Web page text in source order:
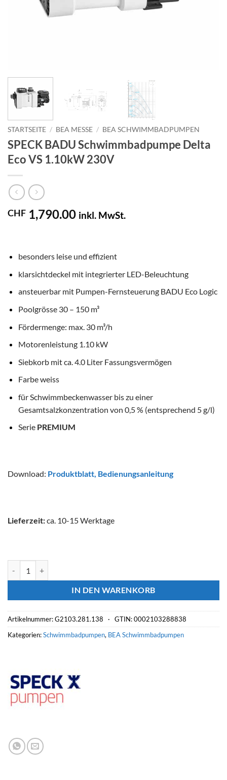
STARTSEITE / BEA MESSE / BEA SCHWIMMBADPUMPEN
SPECK BADU Schwimmbadpumpe Delta
Eco VS 1.10kW 230V
CHF 1,790.00 inkl. MwSt.
besonders leise und effizient
klarsichtdeckel mit integrierter LED-Beleuchtung
ansteuerbar mit Pumpen-Fernsteuerung BADU Eco Logic
Poolgrösse 30 – 150 m³
Fördermenge: max. 30 m³/h
Motorenleistung 1.10 kW
Siebkorb mit ca. 4.0 Liter Fassungsvermögen
Farbe weiss
für Schwimmbeckenwasser bis zu einer
Gesamtsalzkonzentration von 0,5 % (entsprechend 5 g/l)
Serie PREMIUM
Download: Produktblatt, Bedienungsanleitung
Lieferzeit:ca. 10-15 Werktage
IN DEN WARENKORB
Artikelnummer:G2103.281.138 · GTIN: 0002103288838
Kategorien:Schwimmbadpumpen, BEA Schwimmbadpumpen